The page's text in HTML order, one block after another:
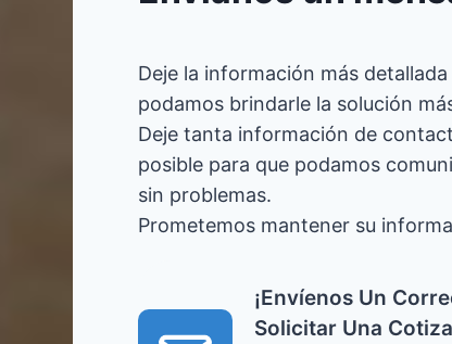
Deje la información más
podamos brindarle la solución
Deje tanta información de
posible para que podamos
sin problemas.
Prometemos mantener su
¡Envíenos Un
Solicitar Una